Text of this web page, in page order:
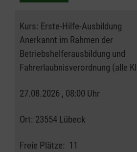
Kurs: Erste-Hilfe-Ausbildung
Anerkannt im Rahmen der
Betriebshelferausbildung und
Fahrerlaubnisverordnung (alle
27.08.2026 , 08:00 Uhr
Ort: 23554 Lübeck
Freie Plätze: 11